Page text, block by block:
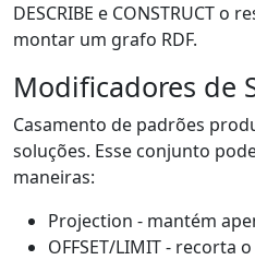
DESCRIBE e CONSTRUCT o
montar um grafo RDF.
Modificadores de
Casamento de padrões
soluções. Esse conjunto
maneiras:
Projection - mantém
OFFSET/LIMIT - recorta